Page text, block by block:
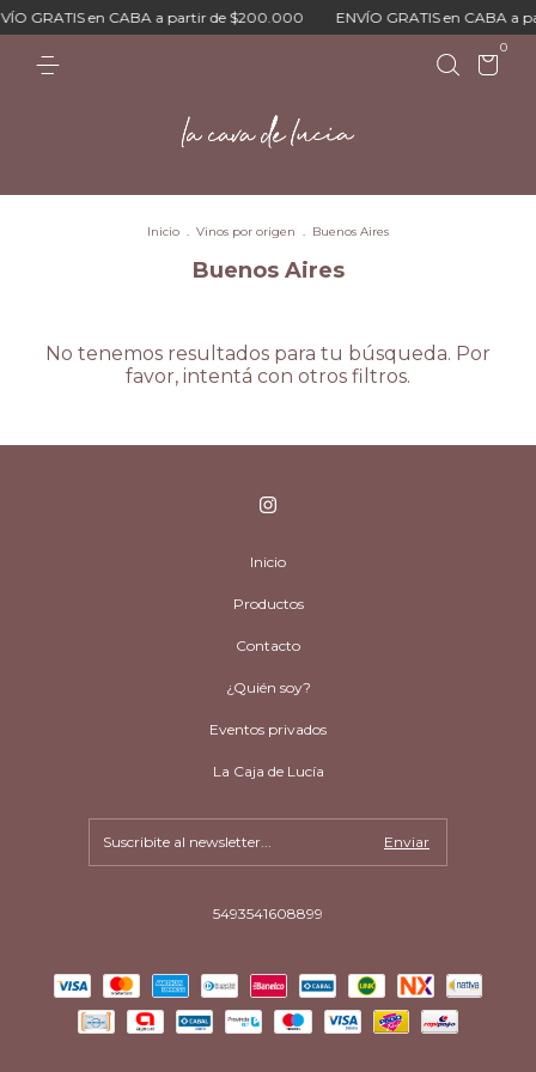
GRATIS en CABA a partir de $200.000 ENVÍO GRATIS en CABA a
0
Inicio . Vinos por origen . Buenos Aires
Buenos Aires
No tenemos resultados para tu búsqueda. Por
favor, intentá con otros filtros.
Inicio
Productos
Contacto
¿Quién soy?
Eventos privados
La Caja de Lucía
5493541608899